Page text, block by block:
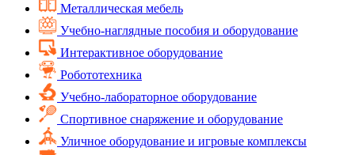
Металлическая мебель
Учебно-наглядные пособия и оборудование
Интерактивное оборудование
Робототехника
Учебно-лабораторное оборудование
Спортивное снаряжение и оборудование
Уличное оборудование и игровые комплексы